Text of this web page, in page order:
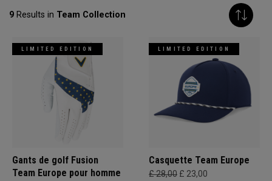
9 Results in Team Collection
LIMITED EDITION
Gants de golf Fusion
Team Europe pour homme
LIMITED EDITION
Casquette Team Europe
£ 28,00 £ 23,00